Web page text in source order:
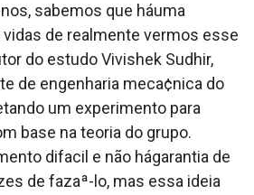
sabemos que háuma
de realmente vermos esse
do estudo Vivishek Sudhir,
de engenharia meca¢nica do
um experimento para
base na teoria do grupo.
difa­cil e não hágarantia de
de fazaª-lo, mas essa ideia